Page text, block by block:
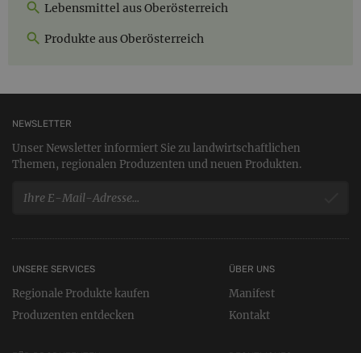
Lebensmittel aus Oberösterreich
Produkte aus Oberösterreich
NEWSLETTER
Unser Newsletter informiert Sie zu landwirtschaftlichen
Themen, regionalen Produzenten und neuen Produkten.
UNSERE SERVICES
Regionale Produkte kaufen
Produzenten entdecken
ÜBER UNS
Manifest
Kontakt